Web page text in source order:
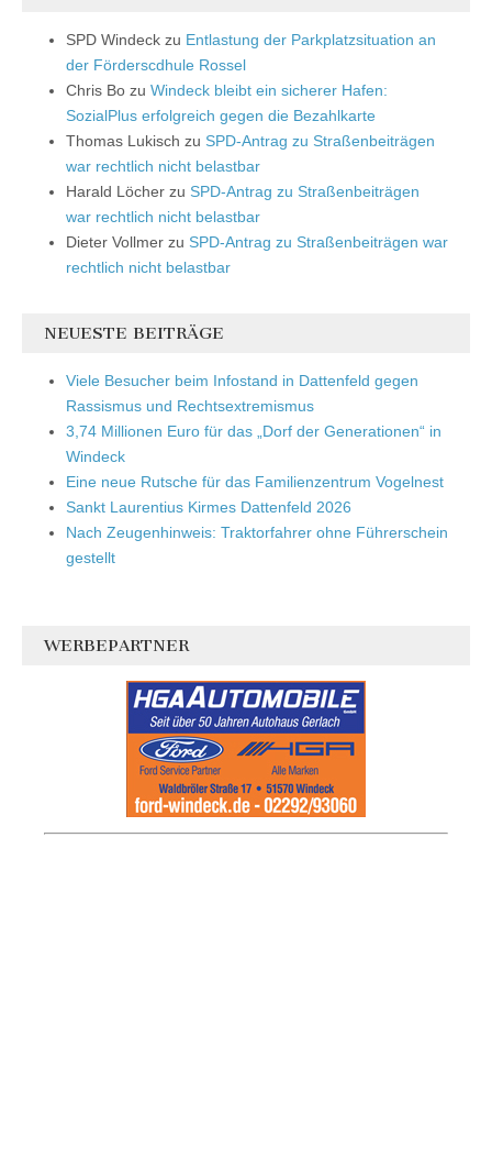
SPD Windeck zu Entlastung der Parkplatzsituation an
der Förderscdhule Rossel
Chris Bo zu Windeck bleibt ein sicherer Hafen:
SozialPlus erfolgreich gegen die Bezahlkarte
Thomas Lukisch zu SPD-Antrag zu Straßenbeiträgen
war rechtlich nicht belastbar
Harald Löcher zu SPD-Antrag zu Straßenbeiträgen
war rechtlich nicht belastbar
Dieter Vollmer zu SPD-Antrag zu Straßenbeiträgen war
rechtlich nicht belastbar
NEUESTE BEITRÄGE
Viele Besucher beim Infostand in Dattenfeld gegen
Rassismus und Rechtsextremismus
3,74 Millionen Euro für das „Dorf der Generationen“ in
Windeck
Eine neue Rutsche für das Familienzentrum Vogelnest
Sankt Laurentius Kirmes Dattenfeld 2026
Nach Zeugenhinweis: Traktorfahrer ohne Führerschein
gestellt
WERBEPARTNER